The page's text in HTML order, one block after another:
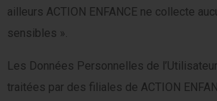
ailleurs ACTION ENFANCE ne collecte
sensibles ».
Les Données Personnelles de
traitées par des filiales de ACTION